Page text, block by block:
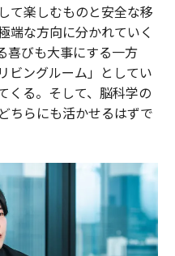
て楽しむものと安全な移
端な方向に分かれていく
喜びも大事にする一方
ビングルーム」としてい
くる。そして、脳科学の
ちらにも活かせるはずで